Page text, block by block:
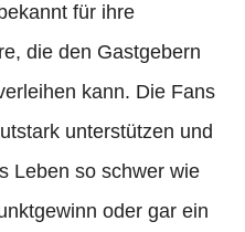
für ihre
die den Gastgebern
kann. Die Fans
unterstützen und
Leben so schwer wie
oder gar ein